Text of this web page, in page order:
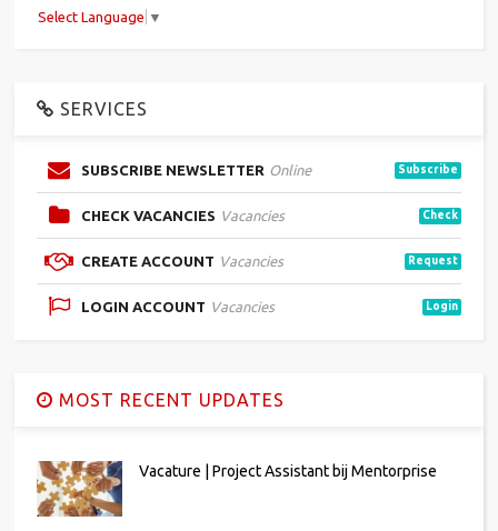
Select Language ▼
SERVICES
SUBSCRIBE NEWSLETTER Online Subscribe
CHECK VACANCIES Vacancies Check
CREATE ACCOUNT Vacancies Request
LOGIN ACCOUNT Vacancies Login
MOST RECENT UPDATES
Vacature | Project Assistant bij Mentorprise